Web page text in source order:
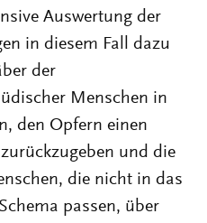
Auswertung der
in diesem Fall dazu
der
Menschen in
den Opfern einen
und die
die nicht in das
passen, über